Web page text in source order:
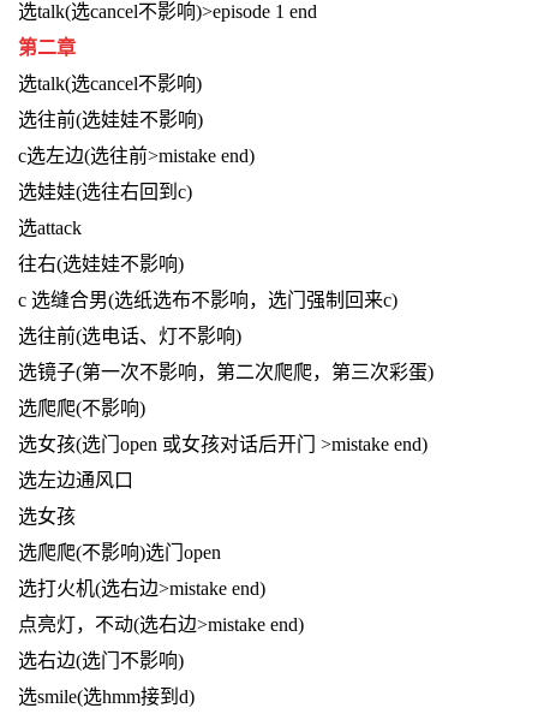
选talk(选cancel不影响)>episode 1 end
第二章
选talk(选cancel不影响)
选往前(选娃娃不影响)
c选左边(选往前>mistake end)
选娃娃(选往右回到c)
选attack
往右(选娃娃不影响)
c 选缝合男(选纸选布不影响，选门强制回来c)
选往前(选电话、灯不影响)
选镜子(第一次不影响，第二次爬爬，第三次彩蛋)
选爬爬(不影响)
选女孩(选门open 或女孩对话后开门 >mistake end)
选左边通风口
选女孩
选爬爬(不影响)选门open
选打火机(选右边>mistake end)
点亮灯，不动(选右边>mistake end)
选右边(选门不影响)
选smile(选hmm接到d)